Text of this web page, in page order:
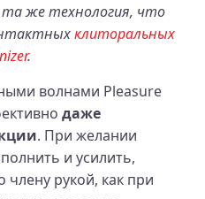
же технология, что
клиторальных
.
волнами Pleasure
даже
. При желании
и усилить,
члену рукой, как при